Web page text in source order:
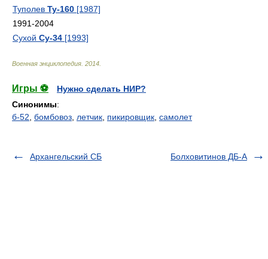
Туполев Ту-160 [1987]
1991-2004
Сухой Су-34 [1993]
Военная энциклопедия 2014
Игры ⚽
Нужно сделать НИР?
Синонимы:
б-52 бомбовоз летчик пикировщик самолет
Архангельский СБ Болховитинов ДБ-А